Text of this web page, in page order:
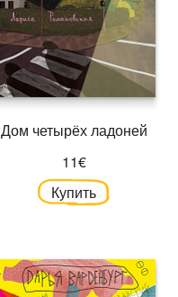
Дом четырёх ладоней
11€
Купить